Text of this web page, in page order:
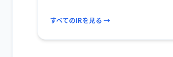
すべてのIRを見る →